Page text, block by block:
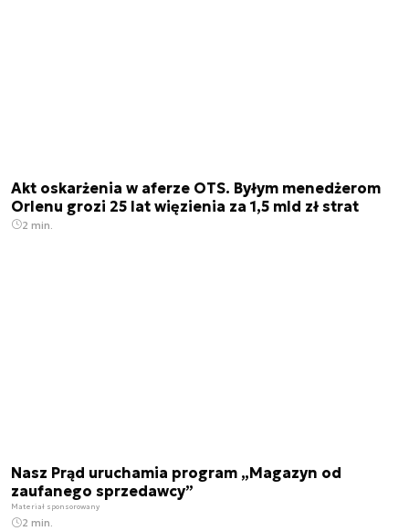
Akt oskarżenia w aferze OTS. Byłym menedżerom
Orlenu grozi 25 lat więzienia za 1,5 mld zł strat
2 min.
Nasz Prąd uruchamia program „Magazyn od
zaufanego sprzedawcy”
Materiał sponsorowany
2 min.